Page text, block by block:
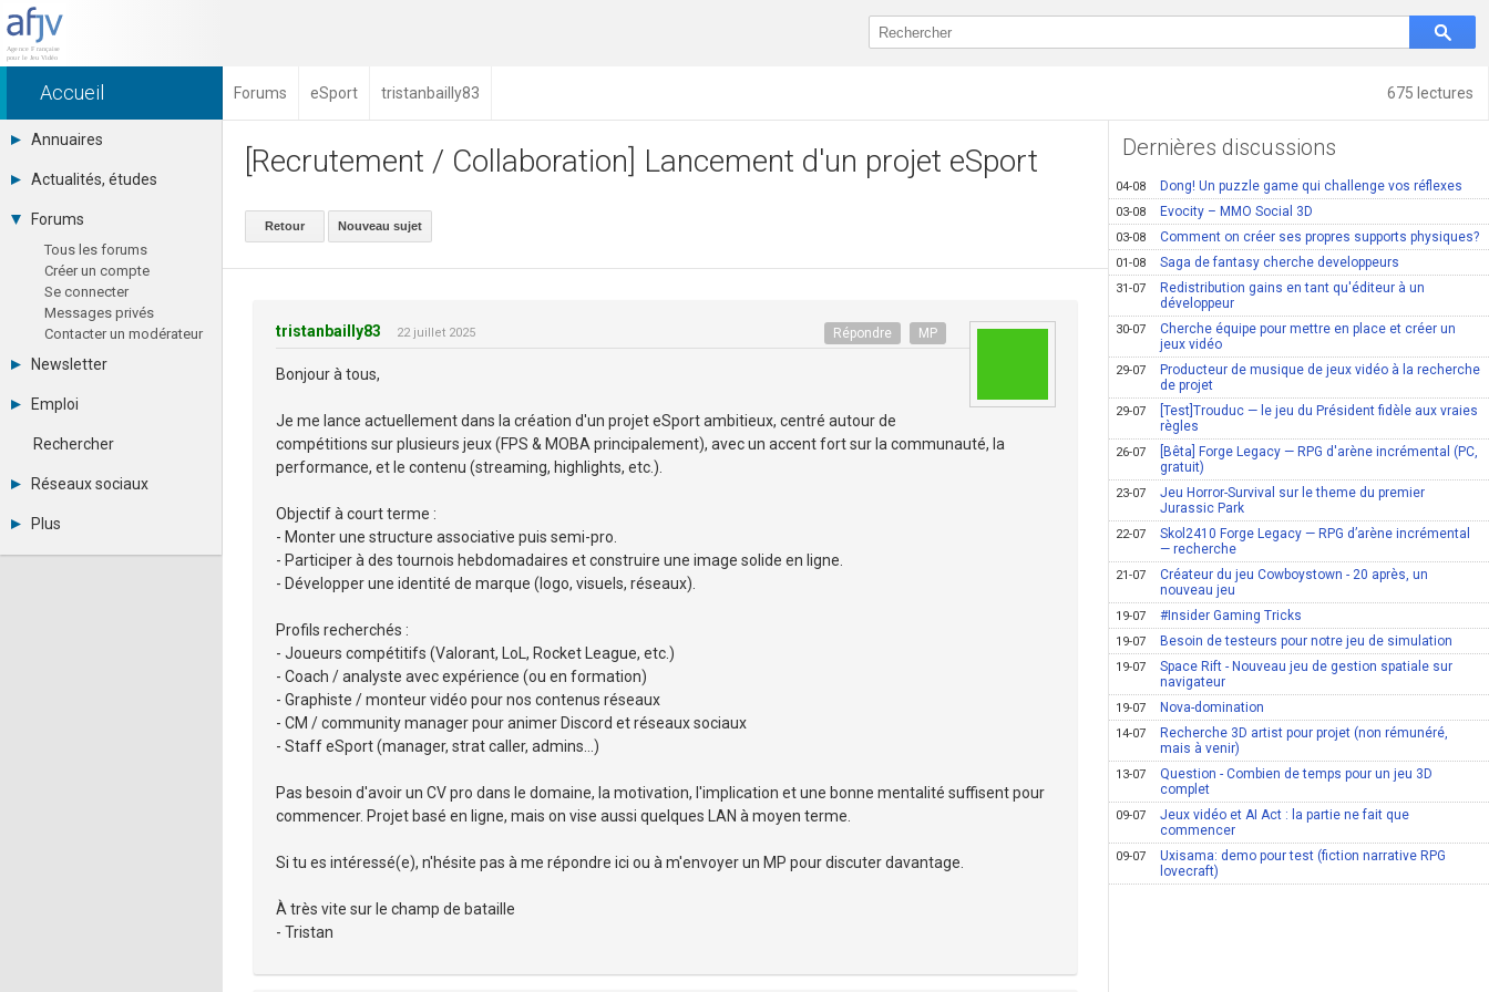
675 lectures
Accueil Forums eSport tristanbailly83
Annuaires
Toutes les sociétés (691)
Studios (418)
Editeurs (49)
Hard. / Accessoires (10)
Middlewares (15)
Prestataires (99)
Assoc. / Syndicats (21)
Formations / Ecoles (46)
Presse spécialisée (17)
Actualités, études
Chiffres
Etudes
eSport
Financement
Hardware
Juridiques
Librairie
RSS
Forums
Tous les forums
Créer un compte
Se connecter
Messages privés
Contacter un modérateur
Newsletter
Archives
Abonnement
Emploi
Consulter les annonces
Observatoire de l'emploi
Rechercher
Réseaux sociaux
LinkedIn
Plus
Annonceurs
[Recrutement / Collaboration] Lancement d'un projet eSport
Retour Nouveau sujet
tristanbailly83 22 juillet 2025 Répondre MP
Bonjour à tous,
Je me lance actuellement dans la création d'un projet eSport ambitieux, centré autour de
compétitions sur plusieurs jeux (FPS & MOBA principalement), avec un accent fort sur la communauté, la
performance, et le contenu (streaming, highlights, etc.).
Objectif à court terme :
- Monter une structure associative puis semi-pro.
- Participer à des tournois hebdomadaires et construire une image solide en ligne.
- Développer une identité de marque (logo, visuels, réseaux).
Profils recherchés :
- Joueurs compétitifs (Valorant, LoL, Rocket League, etc.)
- Coach / analyste avec expérience (ou en formation)
- Graphiste / monteur vidéo pour nos contenus réseaux
- CM / community manager pour animer Discord et réseaux sociaux
- Staff eSport (manager, strat caller, admins...)
Pas besoin d'avoir un CV pro dans le domaine, la motivation, l'implication et une bonne mentalité suffisent pour
commencer. Projet basé en ligne, mais on vise aussi quelques LAN à moyen terme.
Si tu es intéressé(e), n'hésite pas à me répondre ici ou à m'envoyer un MP pour discuter davantage.
À très vite sur le champ de bataille
- Tristan
Dernières discussions
04-08 Dong! Un puzzle game qui challenge vos réflexes
03-08 Evocity – MMO Social 3D
03-08 Comment on créer ses propres supports physiques?
01-08 Saga de fantasy cherche developpeurs
31-07
Redistribution gains en tant qu'éditeur à un
développeur
30-07
Cherche équipe pour mettre en place et créer un
jeux vidéo
29-07
Producteur de musique de jeux vidéo à la recherche
de projet
29-07
[Test]Trouduc — le jeu du Président fidèle aux vraies
règles
26-07
[Bêta] Forge Legacy — RPG d'arène incrémental (PC,
gratuit)
23-07
Jeu Horror-Survival sur le theme du premier
Jurassic Park
22-07
Skol2410 Forge Legacy — RPG d’arène incrémental
— recherche
21-07
Créateur du jeu Cowboystown - 20 après, un
nouveau jeu
19-07 #Insider Gaming Tricks
19-07 Besoin de testeurs pour notre jeu de simulation
19-07
Space Rift - Nouveau jeu de gestion spatiale sur
navigateur
19-07 Nova-domination
14-07
Recherche 3D artist pour projet (non rémunéré,
mais à venir)
13-07
Question - Combien de temps pour un jeu 3D
complet
09-07
Jeux vidéo et AI Act : la partie ne fait que
commencer
09-07
Uxisama: demo pour test (fiction narrative RPG
lovecraft)